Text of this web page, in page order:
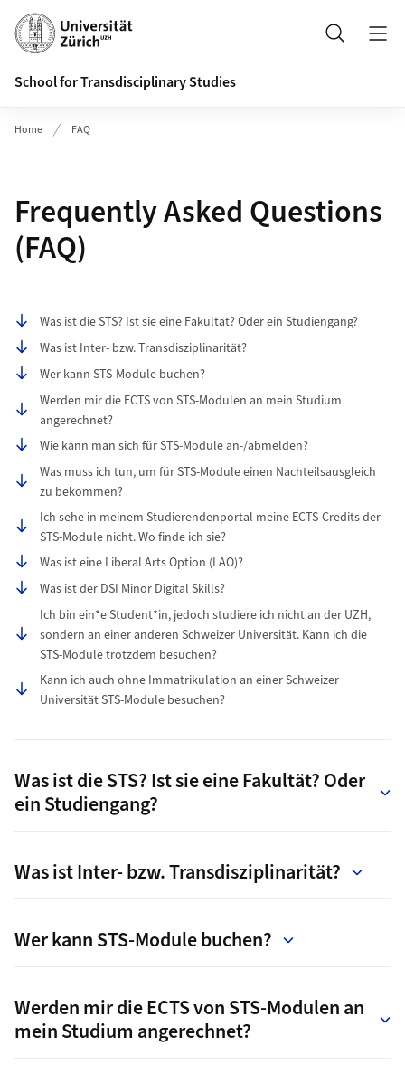
Header
Suche
School for Transdisciplinary Studies
Home FAQ
Frequently Asked Questions
(FAQ)
Seiteninhalt
Was ist die STS? Ist sie eine Fakultät? Oder ein Studiengang?
Was ist Inter- bzw. Transdisziplinarität?
Wer kann STS-Module buchen?
Werden mir die ECTS von STS-Modulen an mein Studium
angerechnet?
Wie kann man sich für STS-Module an-/abmelden?
Was muss ich tun, um für STS-Module einen Nachteilsausgleich
zu bekommen?
Ich sehe in meinem Studierendenportal meine ECTS-Credits der
STS-Module nicht. Wo finde ich sie?
Was ist eine Liberal Arts Option (LAO)?
Was ist der DSI Minor Digital Skills?
Ich bin ein*e Student*in, jedoch studiere ich nicht an der UZH,
sondern an einer anderen Schweizer Universität. Kann ich die
STS-Module trotzdem besuchen?
Kann ich auch ohne Immatrikulation an einer Schweizer
Universität STS-Module besuchen?
Was ist die STS? Ist sie eine Fakultät? Oder
ein Studiengang?
Was ist Inter- bzw. Transdisziplinarität?
Wer kann STS-Module buchen?
Werden mir die ECTS von STS-Modulen an
mein Studium angerechnet?